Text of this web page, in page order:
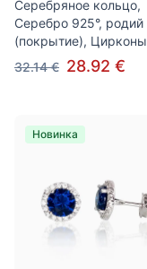
Серебряное кольцо,
Серебро 925°, родий
(покрытие), Цирконы
32.14 € 28.92 €
Новинка